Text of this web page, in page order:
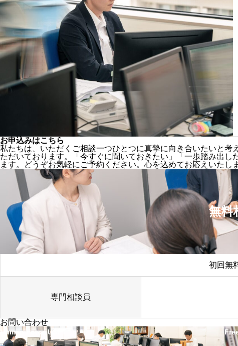
お申込みはこちら
私たちは、いただくご相談一つひとつに真摯に向き合いたいと
ただいております。
「今すぐに聞いておきたい」「一歩踏み出し
ます。どうぞお気軽にご予約ください。心を込めてお応えいたし
無料
初回無
専門相談員
お問い合わせ
Human Force USP